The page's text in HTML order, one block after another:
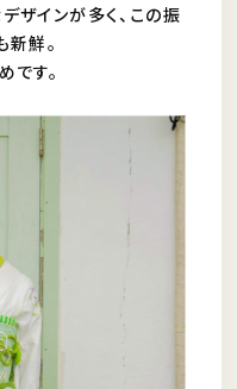
ザインが多く、この振
鮮。
です。